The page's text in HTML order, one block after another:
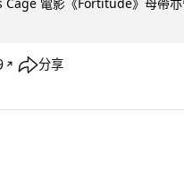
↗ 分享